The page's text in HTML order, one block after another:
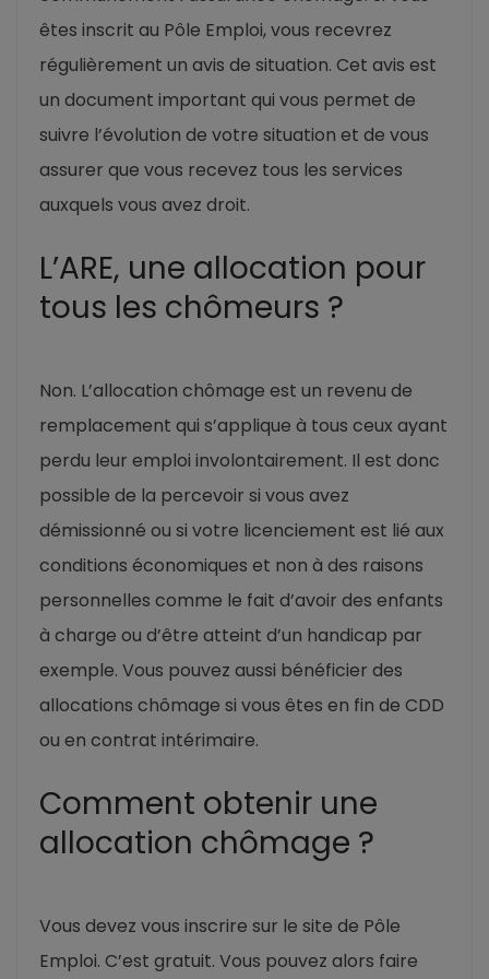
êtes inscrit au Pôle Emploi, vous recevrez
régulièrement un avis de situation. Cet avis est
un document important qui vous permet de
suivre l’évolution de votre situation et de vous
assurer que vous recevez tous les services
auxquels vous avez droit.
L’ARE, une allocation pour
tous les chômeurs ?
Non. L’allocation chômage est un revenu de
remplacement qui s’applique à tous ceux ayant
perdu leur emploi involontairement. Il est donc
possible de la percevoir si vous avez
démissionné ou si votre licenciement est lié aux
conditions économiques et non à des raisons
personnelles comme le fait d’avoir des enfants
à charge ou d’être atteint d’un handicap par
exemple. Vous pouvez aussi bénéficier des
allocations chômage si vous êtes en fin de CDD
ou en contrat intérimaire.
Comment obtenir une
allocation chômage ?
Vous devez vous inscrire sur le site de Pôle
Emploi. C’est gratuit. Vous pouvez alors faire